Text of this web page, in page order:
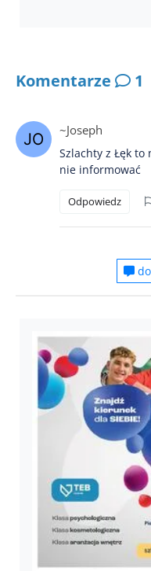
Komentarze 1
~Joseph
Szlachty z Łęk
nie informować
Odpowiedz